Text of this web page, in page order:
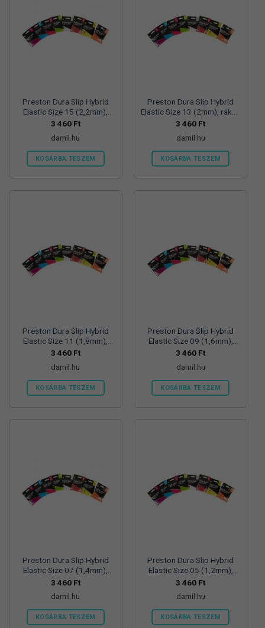
Preston Dura Slip Hybrid
Elastic Size 15 (2,2mm),
rakós gumi
3 460 Ft
damil.hu
KOSÁRBA TESZEM
Preston Dura Slip Hybrid
Elastic Size 13 (2mm), rakós
gumi
3 460 Ft
damil.hu
KOSÁRBA TESZEM
Preston Dura Slip Hybrid
Elastic Size 11 (1,8mm),
rakós gumi
3 460 Ft
damil.hu
KOSÁRBA TESZEM
Preston Dura Slip Hybrid
Elastic Size 09 (1,6mm),
rakós gumi
3 460 Ft
damil.hu
KOSÁRBA TESZEM
Preston Dura Slip Hybrid
Elastic Size 07 (1,4mm),
rakós gumi
3 460 Ft
damil.hu
KOSÁRBA TESZEM
Preston Dura Slip Hybrid
Elastic Size 05 (1,2mm),
rakós gumi
3 460 Ft
damil.hu
KOSÁRBA TESZEM